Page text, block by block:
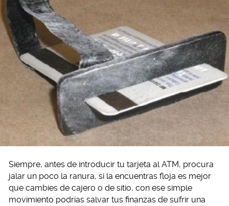
Siempre, antes de introducir tu tarjeta al ATM, procura
jalar un poco la ranura, si la encuentras floja es mejor
que cambies de cajero o de sitio, con ese simple
movimiento podrías salvar tus finanzas de sufrir una